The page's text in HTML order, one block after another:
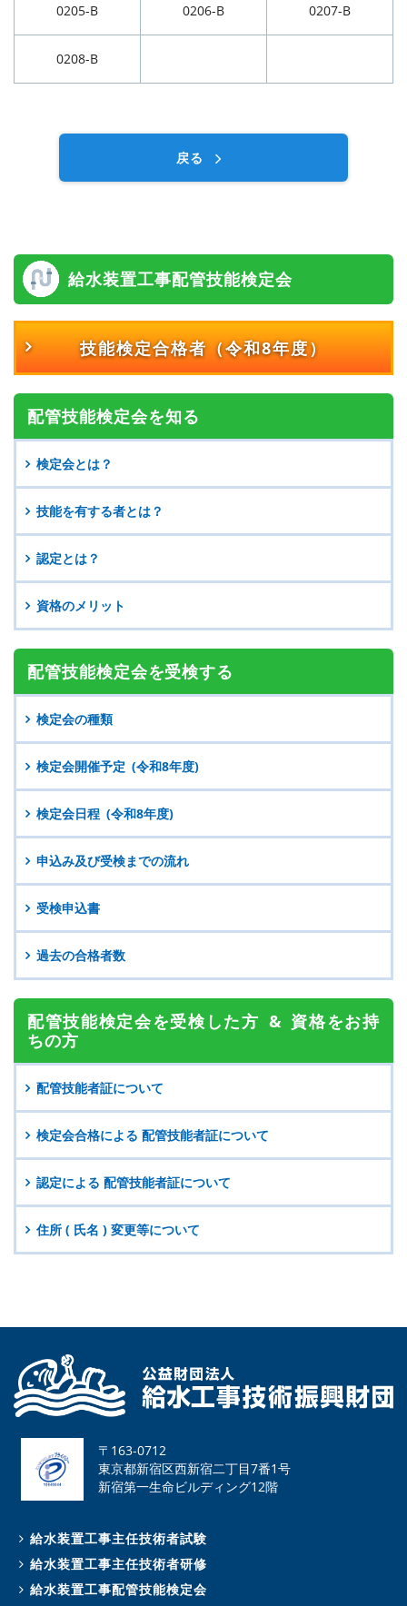
0205-B 0206-B 0207-B
0208-B
戻る
給水装置工事配管技能検定会
技能検定合格者（令和8年度）
配管技能検定会を知る
検定会とは？
技能を有する者とは？
認定とは？
資格のメリット
配管技能検定会を受検する
検定会の種類
検定会開催予定 (令和8年度)
検定会日程 (令和8年度)
申込み及び受検までの流れ
受検申込書
過去の合格者数
配管技能検定会を受検した方 & 資格をお持
ちの方
配管技能者証について
検定会合格による 配管技能者証について
認定による 配管技能者証について
住所 ( 氏名 ) 変更等について
〒163-0712
東京都新宿区西新宿二丁目7番1号
新宿第一生命ビルディング12階
給水装置工事主任技術者試験
給水装置工事主任技術者研修
給水装置工事配管技能検定会